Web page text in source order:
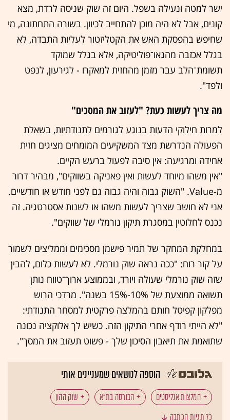
ישר למטה ונעילה בשפל. היום זה שוק שניסה לרדת, מצא
קונים, אבל לא היה מוכן להתחייב לכיוון. בשורה התחתונה, מי
שחיפש בהפסקת האש את הקטליזטור לעליות התבדה, לא
בגלל אכזבה מהגאו־פוליטיקה, אלא בגלל שמוקד
תשומת־הלב עבר מזמן מהחזית למאקרו - לגירעון, לנפט
ולפד".
מה צריך לעשות כעת? "לעזוב את המסכים"
למרות חילוקי הדעות בנוגע לגורמים לתנודתיות, בשאלת
הפעולה הנדרשת מצד המשקיעים המומחים מציגים חזית
אחידה ומרגיעה: אין סיבה לפעול ברעש הקיים.
"אין משהו מיוחד לעשות ואין פאניקה בשווקים", מבהיר דרור
מ-Value. "השוק גבוה והיה גבוה גם לפני חודש או חודשיים.
אני לא חושב שצריך לעשות משהו או לשנות אסטרטגיה. זה
נכנס לחלוטין במסגרת תיקון נורמלי של שווקים".
במחלקת המחקר של תמיר פישמן מסכימים וממליצים לשמור
על קור רוח: "ככה נראה שוק נורמלי. לא לעשות כלום, להבין
שזה שוק נורמלי שעולה ויורד, ובממוצע ארוך־טווח נותן
תשואה ממוצעת של 10%-15% בשנה". מרדכי הרוש
מפלקון קפיטל חותם בהמלצה פרקטית למסחר התנודתי:
"לא הייתי רודף אחרי התיקון הזה. כשיש לך אלוקציה נכונה
שתואמת את תיאבון הסיכון שלך - פשוט תעזוב את המסך".
הוספה לנושאים שמעניינים אותי
המלצות אנליסטים הבורסה בת"א שוק ההון
כל תגיות הכתבה